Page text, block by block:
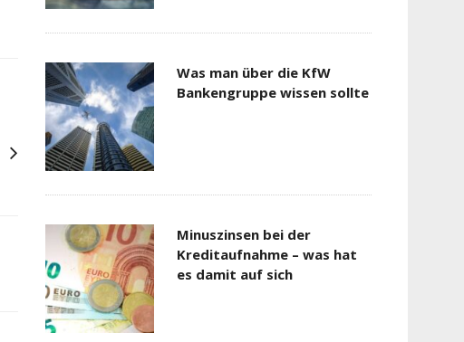
Was man über die KfW
Bankengruppe wissen sollte
Minuszinsen bei der
Kreditaufnahme – was hat
es damit auf sich